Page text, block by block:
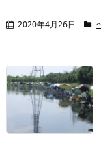
2020年4月26日